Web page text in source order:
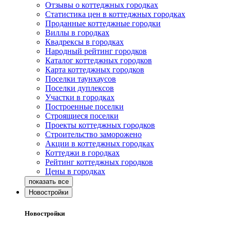
Отзывы о коттеджных городках
Статистика цен в коттеджных городках
Проданные коттеджные городки
Виллы в городках
Квадрексы в городках
Народный рейтинг городков
Каталог коттеджных городков
Карта коттеджных городков
Поселки таунхаусов
Поселки дуплексов
Участки в городках
Построенные поселки
Строящиеся поселки
Проекты коттеджных городков
Строительство заморожено
Акции в коттеджных городках
Коттеджи в городках
Рейтинг коттеджных городков
Цены в городках
Новостройки
Новостройки